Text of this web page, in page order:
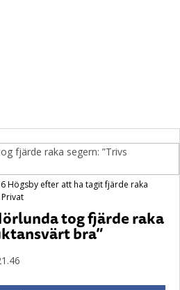
Högsby efter att ha tagit fjärde raka
tog fjärde raka
bra”